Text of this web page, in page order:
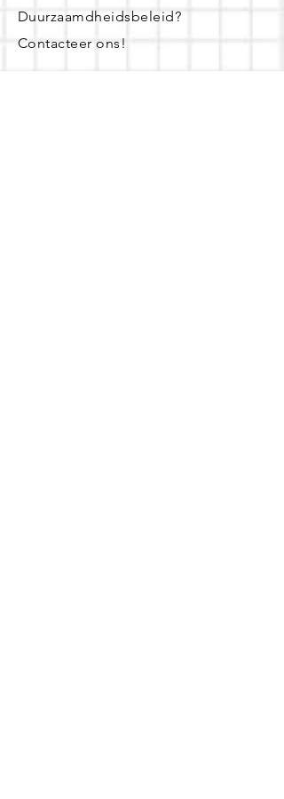
Duurzaamdheidsbeleid?
Contacteer ons!